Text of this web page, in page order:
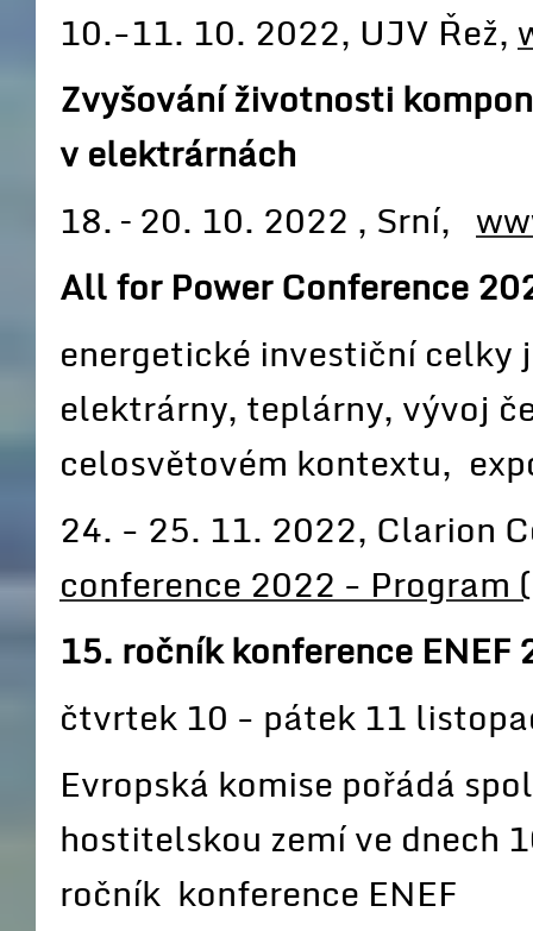
10.-11. 10. 2022, UJV Řež,
Zvyšování životnosti
v elektrárnách
18. – 20. 10. 2022 , Srní,
All for Power Conference
energetické investiční
elektrárny, teplárny, vývoj
celosvětovém kontextu,
24. - 25. 11. 2022, Clarion
conference 2022 - Program
15. ročník konference ENEF
čtvrtek 10 - pátek 11
Evropská komise pořádá
hostitelskou zemí ve dnech
ročník konference ENEF